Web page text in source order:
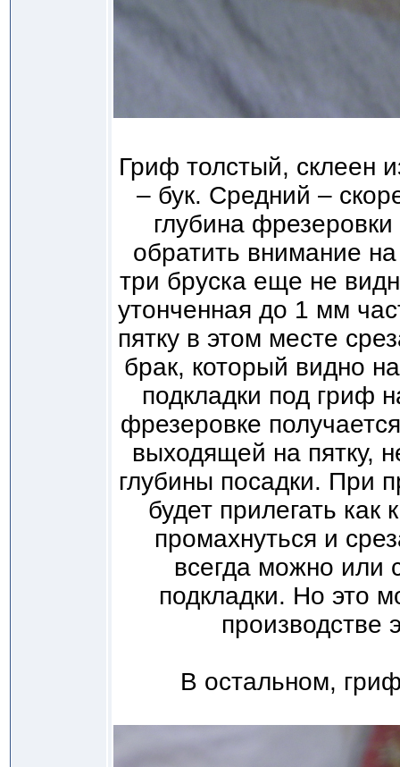
Гриф толстый, склеен
– бук. Средний –
глубина
обратить внимание
три бруска еще не
утонченная до 1 мм
пятку в этом месте
брак, который видно
подкладки под гриф
фрезеровке
выходящей на пятку,
глубины посадки. При
будет прилегать как
промахнуться и
всегда можно или
подкладки. Но это
производстве
В остальном,